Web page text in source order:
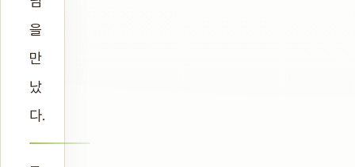
을
만
났
다.